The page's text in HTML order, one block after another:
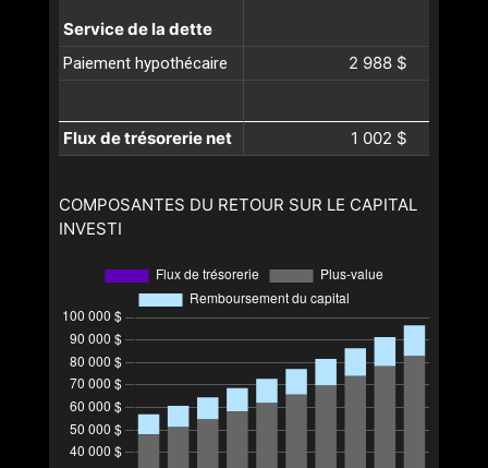
Service de la dette
Paiement hypothécaire 2 988 $
Flux de trésorerie net 1 002 $
COMPOSANTES DU RETOUR SUR LE CAPITAL
INVESTI